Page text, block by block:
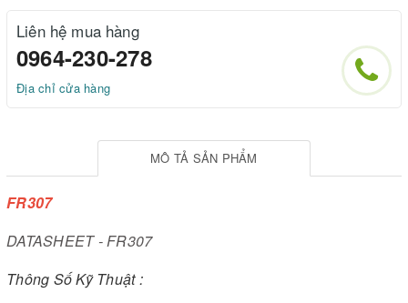
Liên hệ mua hàng
0964-230-278
Địa chỉ cửa hàng
MÔ TẢ SẢN PHẨM
FR307
DATASHEET - FR307
Thông Số Kỹ Thuật :